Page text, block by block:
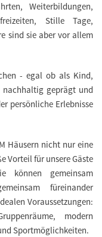
Weiterbildungen,
Stille Tage,
sind sie aber vor allem
- egal ob als Kind,
nachhaltig geprägt und
persönliche Erlebnisse
Häusern nicht nur eine
Vorteil für unsere Gäste
können gemeinsam
füreinander
Voraussetzungen:
modern
Sportmöglichkeiten.